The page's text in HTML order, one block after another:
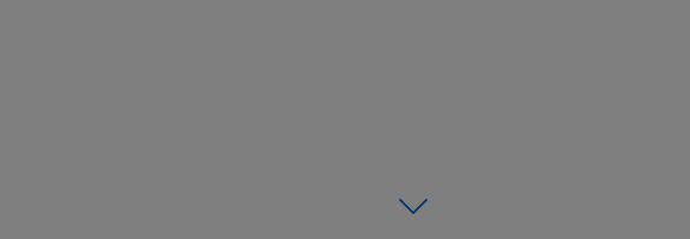
CE begint steevast
en zes uur in de ochtend stap je vrolijk
je met een open oplegger naar
voor bijvoorbeeld woningbouw
Deze lading breng je naar 2 a 3